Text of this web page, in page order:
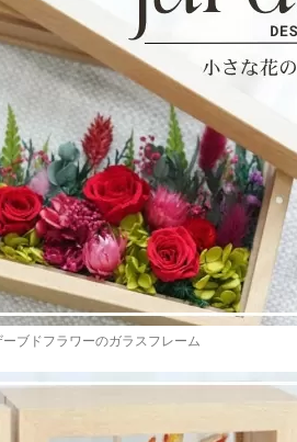
ブドフラワーのガラスフレーム